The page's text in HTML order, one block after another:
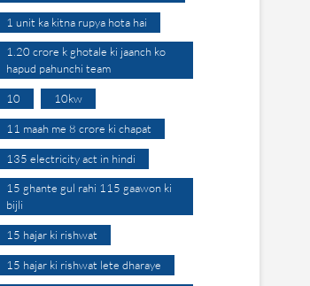
1 unit ka kitna rupya hota hai
1.20 crore k ghotale ki jaanch ko
hapud pahunchi team
10 10kw
11 maah me 8 crore ki chapat
135 electricity act in hindi
15 ghante gul rahi 115 gaawon ki
bijli
15 hajar ki rishwat
15 hajar ki rishwat lete dharaye